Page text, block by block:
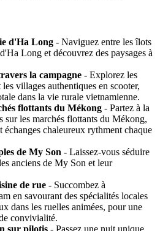
d'Ha Long - Naviguez entre les îlots
Long et découvrez des paysages à
la campagne - Explorez les
villages authentiques en scooter,
dans la vie rurale vietnamienne.
flottants du Mékong - Partez à la
sur les marchés flottants du Mékong,
échanges chaleureux rythment chaque
de My Son - Laissez-vous séduire
anciens de My Son et leur
de rue - Succombez à
en savourant des spécialités locales
dans les ruelles animées, pour une
convivialité.
sur pilotis - Passez une nuit unique